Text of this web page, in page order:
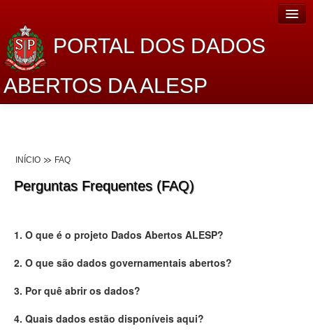
PORTAL DOS DADOS
ABERTOS DA ALESP
Lei de Acesso à Informação
INÍCIO FAQ
Perguntas Frequentes (FAQ)
1. O que é o projeto Dados Abertos ALESP?
2. O que são dados governamentais abertos?
3. Por quê abrir os dados?
4. Quais dados estão disponíveis aqui?